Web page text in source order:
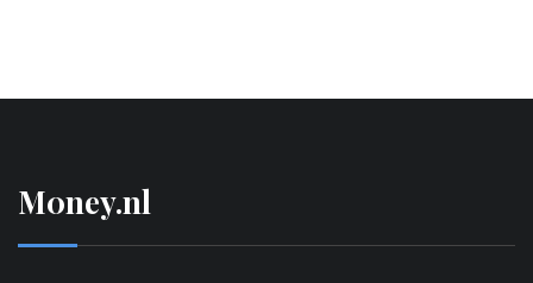
M0ney.nl